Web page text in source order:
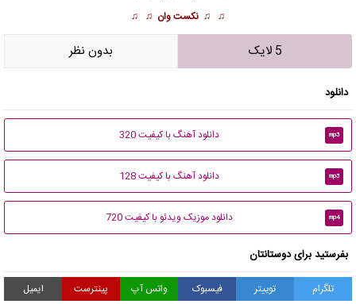
♫ ♫ نکست وان ♫ ♫
5 لایک بدون نظر
دانلود
mp3 دانلود آهنگ با کیفیت 320
mp3 دانلود آهنگ با کیفیت 128
mp4 دانلود موزیک ویدئو با کیفیت 720
بفرستید برای دوستانتان
تلگرام توییتر فیسبوک واتس آپ پینترست ایمیل